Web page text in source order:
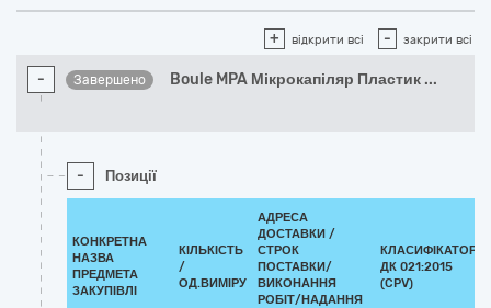
+ відкрити всі - закрити всі
- Завершено Boule MPA Мікрокапіляр Пластик ...
- Позиції
КОНКРЕТНА
НАЗВА
ПРЕДМЕТА
ЗАКУПІВЛІ
КІЛЬКІСТЬ
/
ОД.ВИМІРУ
АДРЕСА
ДОСТАВКИ /
СТРОК
ПОСТАВКИ/
ВИКОНАННЯ
РОБІТ/НАДАННЯ
КЛАСИФІКАТОР
ДК 021:2015
(CPV)